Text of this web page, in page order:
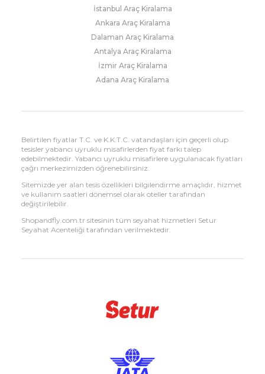
İstanbul Araç Kiralama
Ankara Araç Kiralama
Dalaman Araç Kiralama
Antalya Araç Kiralama
İzmir Araç Kiralama
Adana Araç Kiralama
Belirtilen fiyatlar T.C. ve K.K.T.C. vatandaşları için geçerli olup
tesisler yabancı uyruklu misafirlerden fiyat farkı talep
edebilmektedir. Yabancı uyruklu misafirlere uygulanacak fiyatları
çağrı merkezimizden öğrenebilirsiniz.
Sitemizde yer alan tesis özellikleri bilgilendirme amaçlıdır, hizmet
ve kullanım saatleri dönemsel olarak oteller tarafından
değiştirilebilir.
Shopandfly.com.tr sitesinin tüm seyahat hizmetleri Setur
Seyahat Acenteliği tarafından verilmektedir.